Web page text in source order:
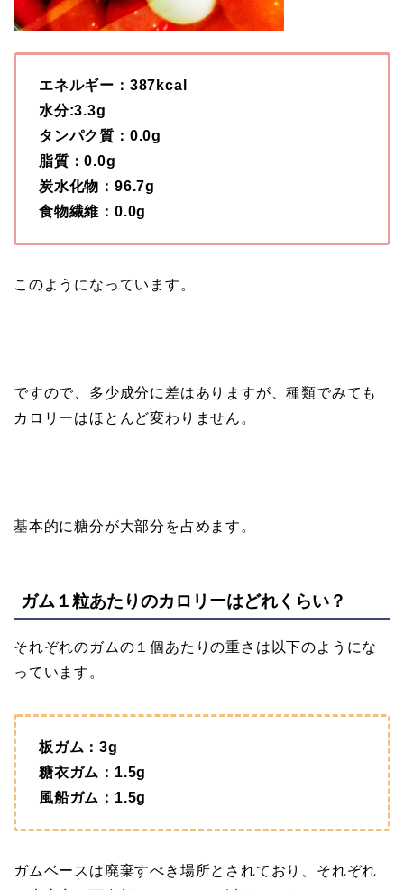
エネルギー：387kcal
水分:3.3g
タンパク質：0.0g
脂質：0.0g
炭水化物：96.7g
食物繊維：0.0g
このようになっています。
ですので、多少成分に差はありますが、種類でみても
カロリーはほとんど変わりません。
基本的に糖分が大部分を占めます。
ガム１粒あたりのカロリーはどれくらい？
それぞれのガムの１個あたりの重さは以下のようにな
っています。
板ガム：3g
糖衣ガム：1.5g
風船ガム：1.5g
ガムベースは廃棄すべき場所とされており、それぞれ